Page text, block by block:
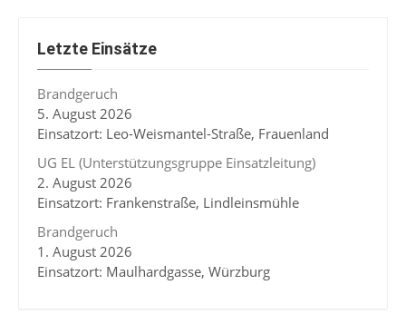
Letzte Einsätze
Brandgeruch
5. August 2026
Einsatzort: Leo-Weismantel-Straße, Frauenland
UG EL (Unterstützungsgruppe Einsatzleitung)
2. August 2026
Einsatzort: Frankenstraße, Lindleinsmühle
Brandgeruch
1. August 2026
Einsatzort: Maulhardgasse, Würzburg